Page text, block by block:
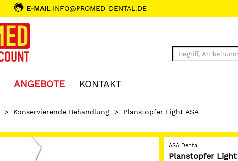
E-MAILINFO@PROMED-DENTAL.DE
ANGEBOTE KONTAKT
> Konservierende Behandlung > Planstopfer Light ASA
ASA Dental
Planstopfer Light